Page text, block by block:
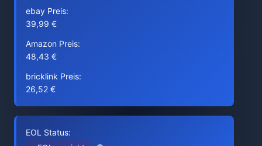
ebay Preis:
39,99 €
Amazon Preis:
48,43 €
bricklink Preis:
26,52 €
EOL Status: